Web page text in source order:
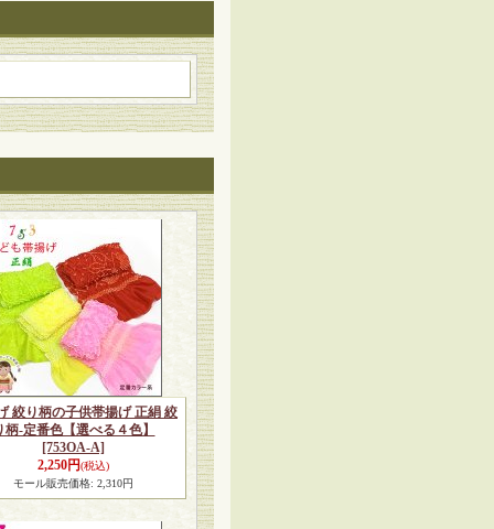
絞り柄の子供帯揚げ 正絹 絞
柄-定番色【選べる４色】
[753OA-A]
2,250円(税込)
モール販売価格: 2,310円